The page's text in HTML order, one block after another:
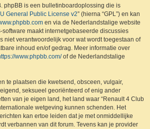
phpBB is een bulletinboardoplossing die is
General Public License v2” (hierna “GPL”) en kan
en via de Nederlandstalige website
software maakt internetgebaseerde discussies
niet verantwoordelijk voor wat wordt toegestaan of
inhoud en/of gedrag. Meer informatie over
www.phpbb.com/of de Nederlandstalige
te plaatsen die kwetsend, obsceen, vulgair,
seksueel georiënteerd of enig ander
van je eigen land, het land waar “Renault 4 Club
wetgeving kunnen schenden. Het
kan ertoe leiden dat je met onmiddellijke
verbannen van dit forum. Tevens kan je provider